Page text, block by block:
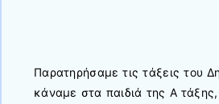
Παρατηρήσαμε τις τάξεις του
κάναμε στα παιδιά της Α